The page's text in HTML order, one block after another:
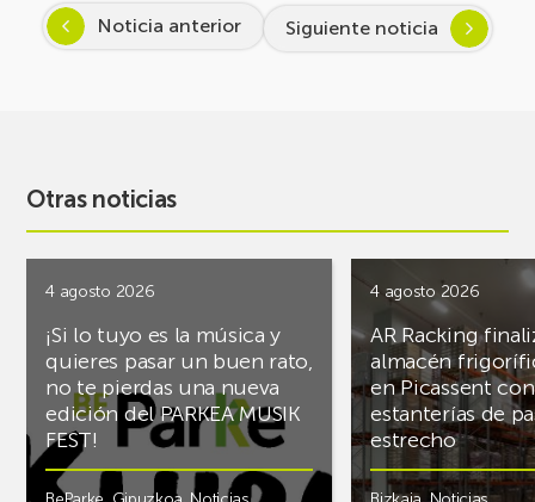
Noticia anterior Siguiente noticia
Otras noticias
4 agosto 2026
¡Si lo tuyo es la música y
quieres pasar un buen rato,
no te pierdas una nueva
edición del PARKEA MUSIK
FEST!
4 agosto 2026
AR Racking
almacén
en Picassent con
estanterías de
estrecho